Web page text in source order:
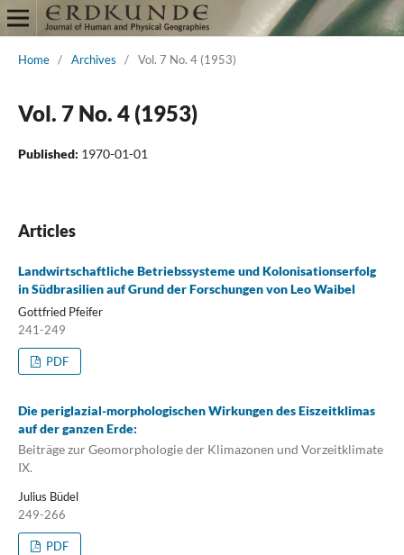
Home / Archives / Vol. 7 No. 4 (1953)
Vol. 7 No. 4 (1953)
Published: 1970-01-01
Articles
Landwirtschaftliche Betriebssysteme und Kolonisationserfolg
in Südbrasilien auf Grund der Forschungen von Leo Waibel
Gottfried Pfeifer
241-249
PDF
Die periglazial-morphologischen Wirkungen des Eiszeitklimas
auf der ganzen Erde:
Beiträge zur Geomorphologie der Klimazonen und Vorzeitklimate
IX.
Julius Büdel
249-266
PDF